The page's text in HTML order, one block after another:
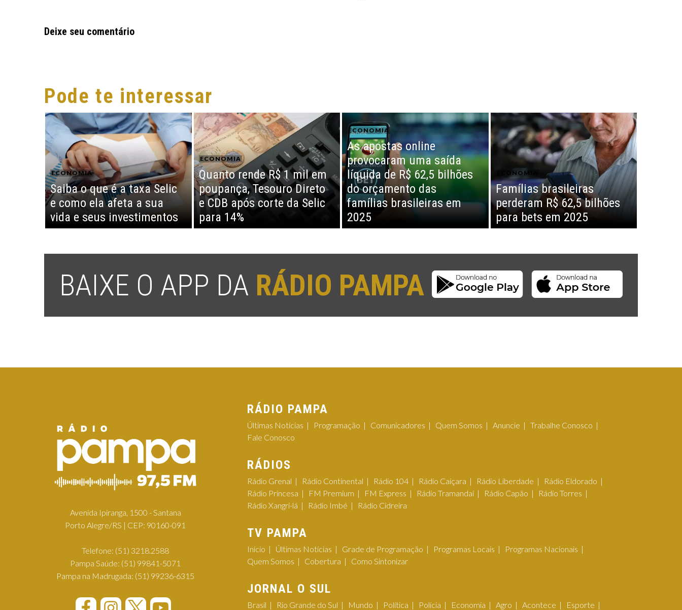
Deixe seu comentário
Pode te interessar
ECONOMIA
Saiba o que é a taxa Selic
e como ela afeta a sua
vida e seus investimentos
ECONOMIA
Quanto rende R$ 1 mil em
poupança, Tesouro Direto
e CDB após corte da Selic
para 14%
ECONOMIA
As apostas online
provocaram uma saída
líquida de R$ 62,5 bilhões
do orçamento das
famílias brasileiras em
2025
ECONOMIA
Famílias brasileiras
perderam R$ 62,5 bilhões
para bets em 2025
BAIXE O APP DA RÁDIO PAMPA
Avenida Ipiranga, 1500 - Santana
Porto Alegre/RS | CEP: 90160-091
Telefone: (51) 3218.2588
Pampa Saúde: (51) 99841-5071
Pampa na Madrugada: (51) 99236-6315
RÁDIO PAMPA
Últimas Notícias Programação Comunicadores Quem Somos Anuncie
Trabalhe Conosco
Fale Conosco
RÁDIOS
Rádio Grenal Rádio Continental Rádio 104 Rádio Caiçara Rádio Liberdade
Rádio Eldorado
Rádio Princesa
FM Premium FM Express Rádio Tramandaí Rádio Capão
Rádio Torres
Rádio Xangri-lá
Rádio Imbé Rádio Cidreira
TV PAMPA
Início Últimas Notícias Grade de Programação Programas Locais
Programas Nacionais
Quem Somos
Cobertura Como Sintonizar
JORNAL O SUL
Brasil Rio Grande do Sul Mundo Política Polícia Economia Agro Acontece Esporte